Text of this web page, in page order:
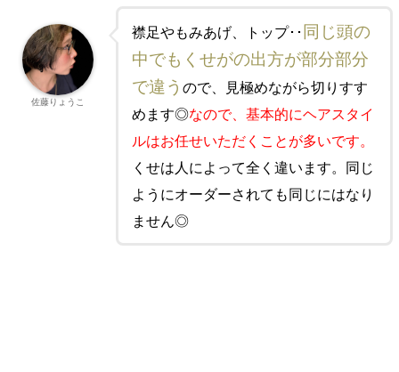
襟足やもみあげ、トップ･･ 同じ頭の
中でもくせがの出方が部分部分
で違う ので、見極めながら切りすす
めます◎なので、基本的にヘアスタイ
ルはお任せいただくことが多いです。
くせは人によって全く違います。同じ
ようにオーダーされても同じにはなり
ません◎
佐藤りょうこ